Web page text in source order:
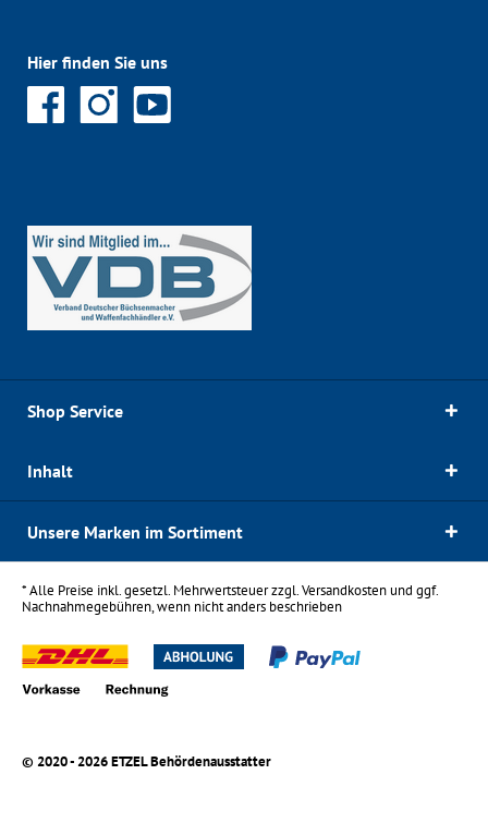
Hier finden Sie uns
Shop Service
Inhalt
Unsere Marken im Sortiment
* Alle Preise inkl. gesetzl. Mehrwertsteuer zzgl.Versandkostenund ggf.
Nachnahmegebühren, wenn nicht anders beschrieben
© 2020 - 2026 ETZEL Behördenausstatter